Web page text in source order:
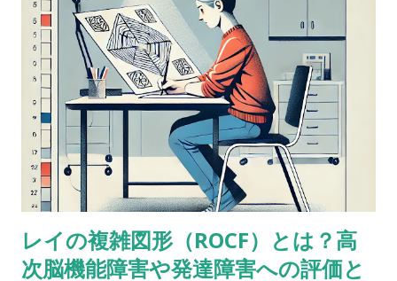
ばかりのアセスメントを詳しく考えてみると、言葉の受容と表
出が明らかに難しいケースだったけど、視空間スキルと処理速
度はまったく問題なく保たれていた。-Miriam という問題提起
に対するスレッドのようだ。 私も以前に何度か同じようなパタ
ーンに出会ったことがあって似たようなことを考えたことがあ
るけど、ぜんぜん専門外だったから。あなたももう考えてるだ
ろうけど、語音整列はたぶんより複雑な課題だと思う。という
のも、数唱のように単に数字を扱うんじゃなくって、（文字と
数字という）二種類の情報を使ってそれを切り替えながら作業
しなきゃいけないから。被験者が教示を理解して、すべてをす
っかり頭に入れることができたという手応えはありました
レイの複雑図形（ROCF）とは？高
次脳機能障害や発達障害への評価と